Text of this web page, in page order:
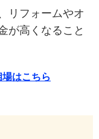
リフォームやオ
が高くなること
はこちら